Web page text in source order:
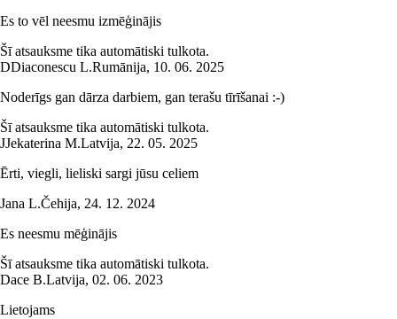
Es to vēl neesmu izmēģinājis
Šī atsauksme tika automātiski tulkota.
DDiaconescu L.Rumānija, 10. 06. 2025
Noderīgs gan dārza darbiem, gan terašu tīrīšanai :-)
Šī atsauksme tika automātiski tulkota.
JJekaterina M.Latvija, 22. 05. 2025
Ērti, viegli, lieliski sargi jūsu celiem
Jana L.Čehija, 24. 12. 2024
Es neesmu mēģinājis
Šī atsauksme tika automātiski tulkota.
Dace B.Latvija, 02. 06. 2023
Lietojams